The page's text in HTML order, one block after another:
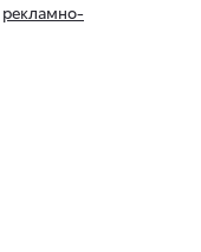
рекламно-